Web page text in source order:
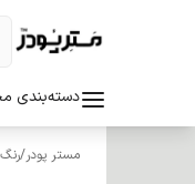
دسته‌بندی
مستر پودر/